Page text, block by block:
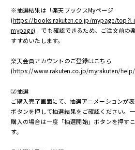
※抽選結果は「楽天ブックスMyページ
(https://books.rakuten.co.jp/mypage/
mypage)」でも確認できるため、ご注文前の
すすめいたします。
楽天会員アカウントのご登録はこちら
(https://www.rakuten.co.jp/myrakuten/help/
②抽選
ご購入完了画面にて、抽選アニメーションが
ボタンを押して抽選結果をご確認ください。
購入の場合は一度「抽選開始」ボタンを押す
す。